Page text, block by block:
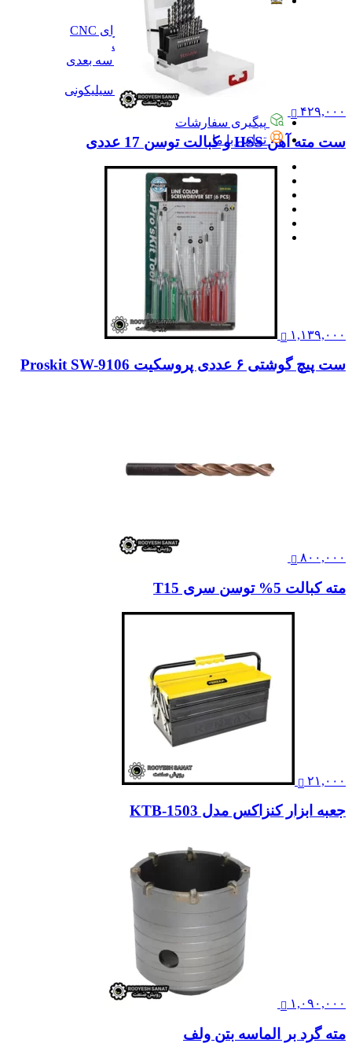
آموزش نرم‌افزار G-code برای CNC
آموزش نرم‌افزار سالیدورک
آموزش جامع ساخت پرینتر سه بعدی
آموزش تراشکاری
آموزش کامل ساخت قالب سیلیکونی
پیگیری سفارشات
تماس با ما
۴۲۹,۰۰۰
ست مته آهن HSS و کبالت توسن 17 عددی
۱,۱۳۹,۰۰۰
ست پیچ‌ گوشتی ۶ عددی پروسکیت Proskit SW-9106
۸۰۰,۰۰۰
مته کبالت 5% توسن سری T15
۲۱,۰۰۰
جعبه ابزار کنزاکس مدل KTB-1503
۱,۰۹۰,۰۰۰
مته گرد بر الماسه بتن ولف